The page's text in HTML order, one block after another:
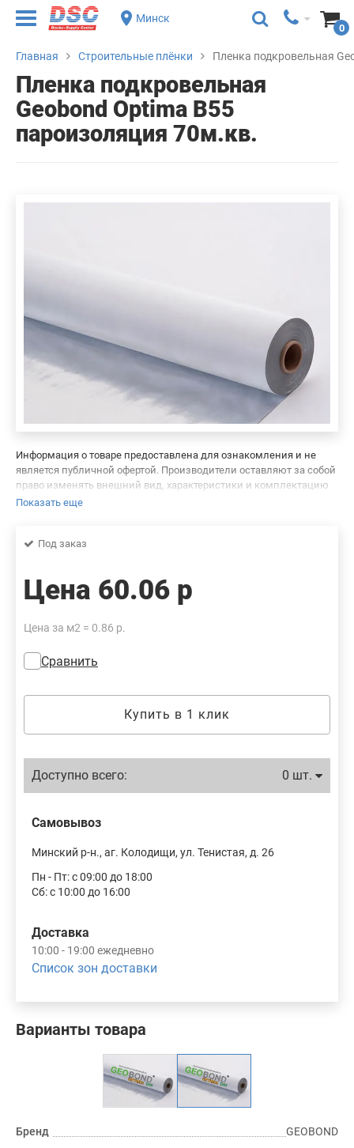
Минск
0
Главная Строительные плёнки Пленка подкровельная
Пленка подкровельная
Geobond Optima B55
пароизоляция 70м.кв.
Информация о товаре предоставлена для ознакомления и не
является публичной офертой. Производители оставляют за собой
право изменять внешний вид, характеристики и комплектацию
товара, предварительно не уведомляя продавцов и потребителей.
фотографиях товара. Будем благодарны вам за сообщение об
Показать еще
Варианты товара
Бренд
GEOBOND
Под заказ
Цена 60.06 р
Цена за м2 = 0.86 р.
Сравнить
Купить в 1 клик
Доступно всего: 0 шт.
Самовывоз
Минский р-н., аг. Колодищи, ул. Тенистая, д. 26
Пн - Пт: с 09:00 до 18:00
Сб: с 10:00 до 16:00
Доставка
10:00 - 19:00 ежедневно
Список зон доставки